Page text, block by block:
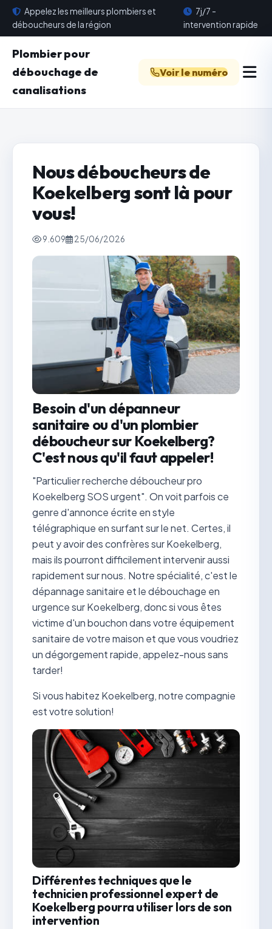
Appelez les meilleurs plombiers et
déboucheurs de la région
7j/7 -
intervention rapide
Plombier pour
débouchage de
canalisations
Voir le numéro
Nous déboucheurs de
Koekelberg sont là pour
vous!
9.609 25/06/2026
Besoin d'un dépanneur
sanitaire ou d'un plombier
déboucheur sur Koekelberg?
C'est nous qu'il faut appeler!
"Particulier recherche déboucheur pro
Koekelberg SOS urgent". On voit parfois ce
genre d'annonce écrite en style
télégraphique en surfant sur le net. Certes, il
peut y avoir des confrères sur Koekelberg,
mais ils pourront difficilement intervenir aussi
rapidement sur nous. Notre spécialité, c'est le
dépannage sanitaire et le débouchage en
urgence sur Koekelberg, donc si vous êtes
victime d'un bouchon dans votre équipement
sanitaire de votre maison et que vous voudriez
un dégorgement rapide, appelez-nous sans
tarder!
Si vous habitez Koekelberg, notre compagnie
est votre solution!
Différentes techniques que le
technicien professionnel expert de
Koekelberg pourra utiliser lors de son
intervention